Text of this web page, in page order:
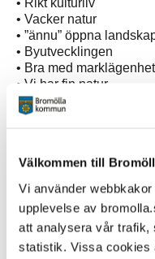
Välkommen till
Vi använder
upplevelse av
att analysera vår trafik,
statistik. Vissa cookies
• Rikt kulturliv
• Vacker natur
• ”ännu” öppna
• Byutvecklingen
• Bra med
• Vi har fin natur
• Byutvecklingen
• Fjärrvärmen
Hur kan vi stärka vår
• Modern möteslokal
• Bygg ut lekplatsen vi
den mycket.Behövs lite
• Gör om grönområdet